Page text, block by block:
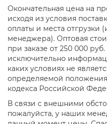
Окончательная цена на
исходя из условия
оплаты и места отгрузки
менеджера). Оптовая
при заказе от 250 000
исключительно
каких условиях не
определяемой
кодекса Российской
В связи с внешними
пожалуйста, у наших